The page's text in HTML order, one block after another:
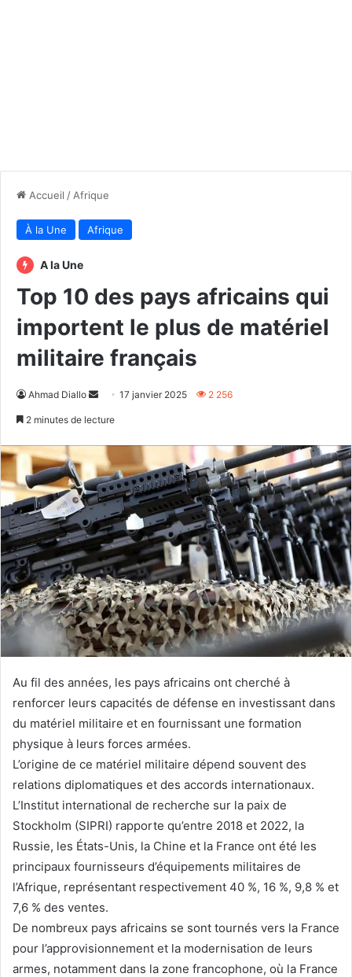
Accueil / Afrique
À la Une Afrique
A la Une
Top 10 des pays africains qui
importent le plus de matériel
militaire français
Ahmad Diallo
Envoyer17 janvier 2025 2 256
2 minutes de lecture
Au fil des années, les pays africains ont cherché à
renforcer leurs capacités de défense en investissant dans
du matériel militaire et en fournissant une formation
physique à leurs forces armées.
L’origine de ce matériel militaire dépend souvent des
relations diplomatiques et des accords internationaux.
L’Institut international de recherche sur la paix de
Stockholm (SIPRI) rapporte qu’entre 2018 et 2022, la
Russie, les États-Unis, la Chine et la France ont été les
principaux fournisseurs d’équipements militaires de
l’Afrique, représentant respectivement 40 %, 16 %, 9,8 % et
7,6 % des ventes.
De nombreux pays africains se sont tournés vers la France
pour l’approvisionnement et la modernisation de leurs
armes, notamment dans la zone francophone, où la France